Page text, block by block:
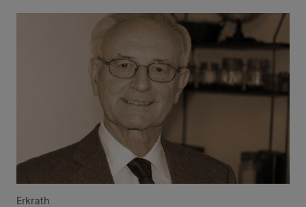
SPD trauert um Klaus Hänsch
Erkrath